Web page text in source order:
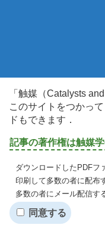
「触媒（Catalysts
このサイトをつかっ
ドもできます．
記事の著作権は触媒
ダウンロードしたPDFフ
印刷して多数の者に配布
多数の者にメール配信す
同意する